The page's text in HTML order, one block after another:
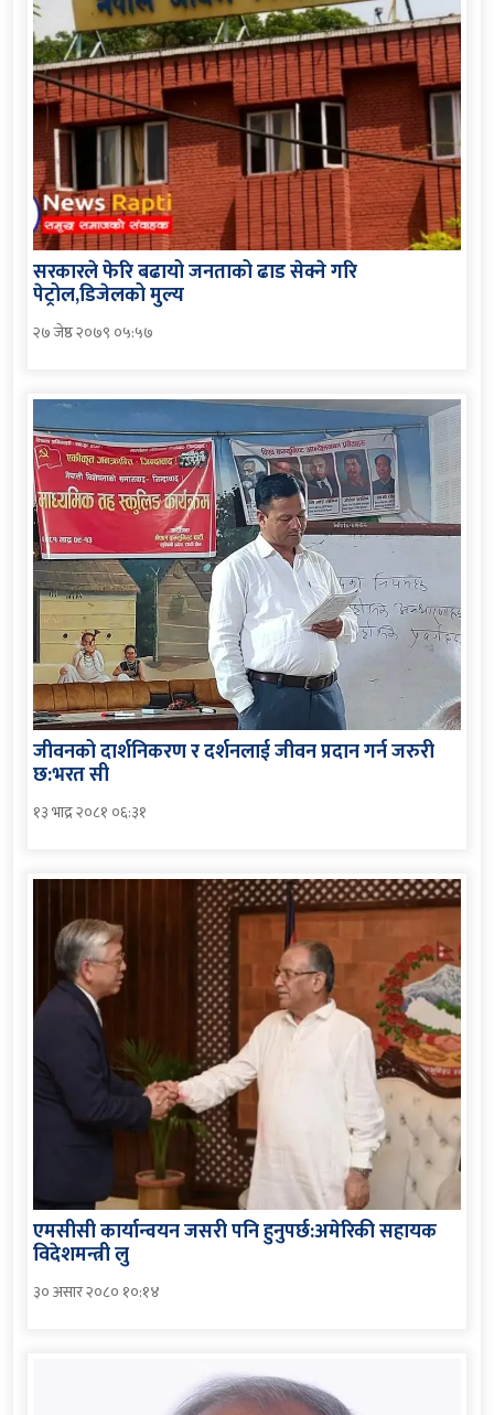
सरकारले फेरि बढायो जनताको ढाड सेक्ने गरि
पेट्रोल,डिजेलको मुल्य
२७ जेष्ठ २०७९ ०५:५७
जीवनको दार्शनिकरण र दर्शनलाई जीवन प्रदान गर्न जरुरी
छ:भरत सी
१३ भाद्र २०८१ ०६:३१
एमसीसी कार्यान्वयन जसरी पनि हुनुपर्छ:अमेरिकी सहायक
विदेशमन्त्री लु
३० असार २०८० १०:१४